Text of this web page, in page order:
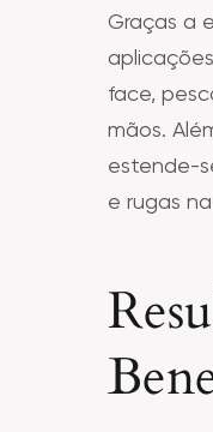
Graças a
face,
mãos.
estende-
e rugas